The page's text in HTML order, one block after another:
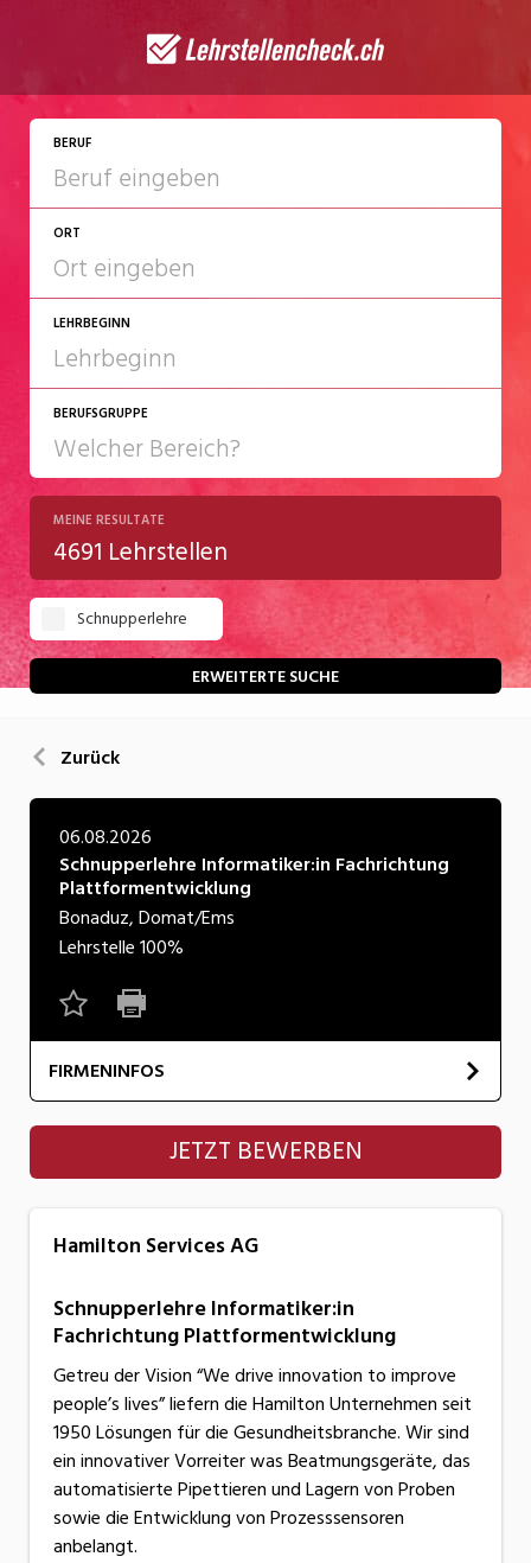
BERUF
ORT
LEHRBEGINN
2027
2028
BERUFSGRUPPE
Chemie/Pharma
Gastgewerbe
Gesundheit/Pflege/Soziales
Handwerk/Technik
Kultur
Natur
Verkehr/Logistik
Wirtschaft/Verwaltung
MEINE RESULTATE
4691 Lehrstellen
Schnupperlehre
ERWEITERTE SUCHE
Zurück
06.08.2026
Schnupperlehre Informatiker:in Fachrichtung
Plattformentwicklung
Bonaduz, Domat/Ems
Lehrstelle100%
FIRMENINFOS
Hamilton Services AG
JETZT BEWERBEN
Hamilton Services AG
Schnupperlehre Informatiker:in
Fachrichtung Plattformentwicklung
Getreu der Vision “We drive innovation to improve
people’s lives” liefern die Hamilton Unternehmen seit
1950 Lösungen für die Gesundheitsbranche. Wir sind
ein innovativer Vorreiter was Beatmungsgeräte, das
automatisierte Pipettieren und Lagern von Proben
sowie die Entwicklung von Prozesssensoren
anbelangt.